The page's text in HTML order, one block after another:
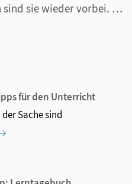
Endlich Ferien – und schon sind sie wieder vorbei. So manche/-r Schüler/-in wird wahrscheinlich in den letzten Ferientagen etwas wehmütig und blickt mit gemischten Gefühlen aufs neue Schuljahr. Doch mit ein paar Tipps und Kniffen kann man den Start möglichst entspannt gestalten und eine gute Grundla...
für den Unterricht
Sache sind